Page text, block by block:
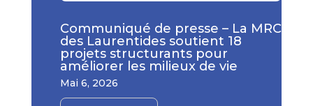
Communiqué de presse – La MRC
des Laurentides soutient 18
projets structurants pour
améliorer les milieux de vie
Mai 6, 2026